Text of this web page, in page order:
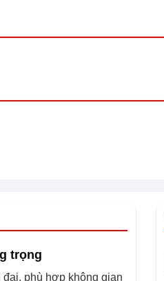
trọng
phù hợp không gian